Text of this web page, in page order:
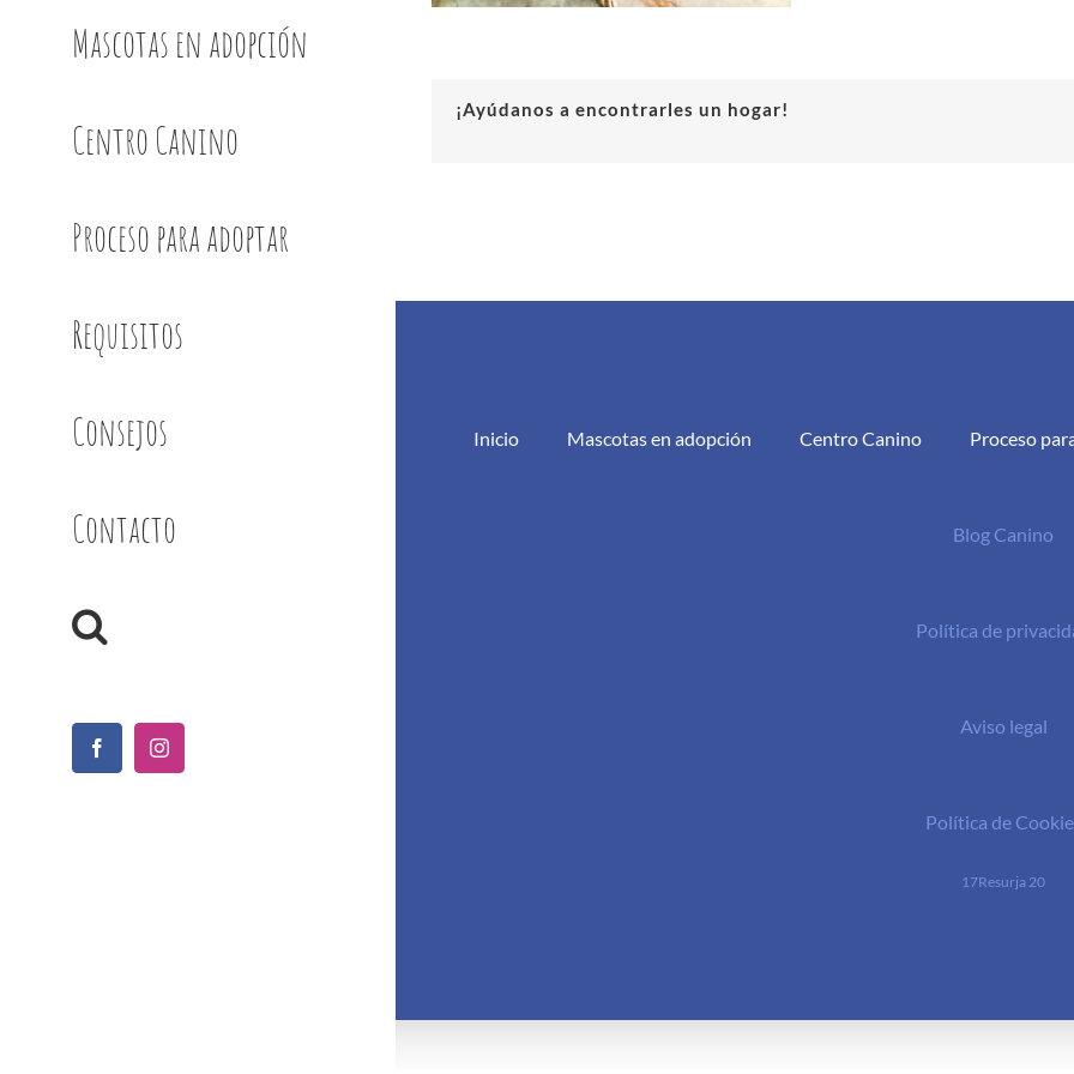
Mascotas en adopción
Centro Canino
Proceso para adoptar
Requisitos
Consejos
Contacto
FacebookInstagram
¡Ayúdanos a encontrarles un hogar!
Inicio Mascotas en adopción Centro Canino Proceso
Blog Canino
Política de
Aviso legal
Política de
17Resurja 20